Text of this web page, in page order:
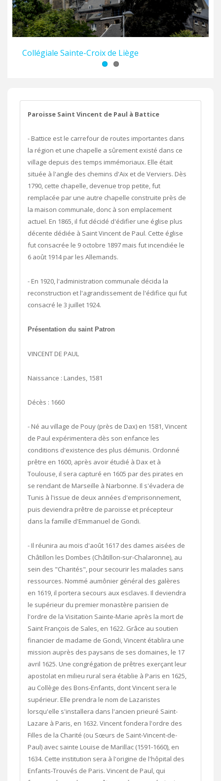
Collégiale Sainte-Croix de Liège
Église Saint-Jacques-le-Mineur de Liège
Paroisse Saint Vincent de Paul à Battice
- Battice est le carrefour de routes importantes dans
la région et une chapelle a sûrement existé dans ce
village depuis des temps immémoriaux. Elle était
située à l'angle des chemins d'Aix et de Verviers. Dès
1790, cette chapelle, devenue trop petite, fut
remplacée par une autre chapelle construite près de
la maison communale, donc à son emplacement
actuel. En 1865, il fut décidé d'édifier une église plus
décente dédiée à Saint Vincent de Paul. Cette église
fut consacrée le 9 octobre 1897 mais fut incendiée le
6 août 1914 par les Allemands.
- En 1920, l'administration communale décida la
reconstruction et l'agrandissement de l'édifice qui fut
consacré le 3 juillet 1924.
Présentation du saint Patron
VINCENT DE PAUL
Naissance : Landes, 1581
Décès : 1660
- Né au village de Pouy (près de Dax) en 1581, Vincent
de Paul expérimentera dès son enfance les
conditions d'existence des plus démunis. Ordonné
prêtre en 1600, après avoir étudié à Dax et à
Toulouse, il sera capturé en 1605 par des pirates en
se rendant de Marseille à Narbonne. Il s'évadera de
Tunis à l'issue de deux années d'emprisonnement,
puis deviendra prêtre de paroisse et précepteur
dans la famille d'Emmanuel de Gondi.
- Il réunira au mois d'août 1617 des dames aisées de
Châtillon les Dombes (Châtillon-sur-Chalaronne), au
sein des "Charités", pour secourir les malades sans
ressources. Nommé aumônier général des galères
en 1619, il portera secours aux esclaves. Il deviendra
le supérieur du premier monastère parisien de
l'ordre de la Visitation Sainte-Marie après la mort de
Saint François de Sales, en 1622. Grâce au soutien
financier de madame de Gondi, Vincent établira une
mission auprès des paysans de ses domaines, le 17
avril 1625. Une congrégation de prêtres exerçant leur
apostolat en milieu rural sera établie à Paris en 1625,
au Collège des Bons-Enfants, dont Vincent sera le
supérieur. Elle prendra le nom de Lazaristes
lorsqu'elle s'installera dans l'ancien prieuré Saint-
Lazare à Paris, en 1632. Vincent fondera l'ordre des
Filles de la Charité (ou Sœurs de Saint-Vincent-de-
Paul) avec sainte Louise de Marillac (1591-1660), en
1634. Cette institution sera à l'origine de l'hôpital des
Enfants-Trouvés de Paris. Vincent de Paul, qui